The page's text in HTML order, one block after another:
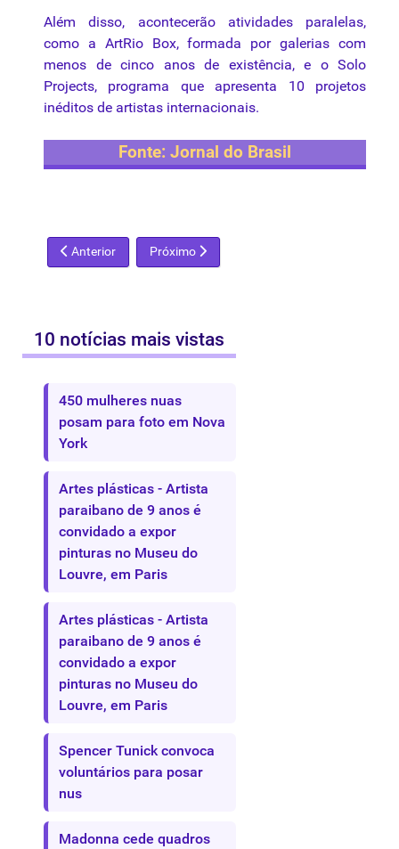
Além disso, acontecerão atividades paralelas,
como a ArtRioBox,formada por galerias com
menos de cinco anosde existência, e o Solo
Projects, programa que apresenta 10 projetos
inéditos de artistas internacionais.
Fonte: Jornal do Brasil
Artigo anterior: Roberto Camasmie pinta mural com rosto de
Anterior Próximo artigo: Fundação de Cultura
Próximo
10 notícias mais vistas
450 mulheres nuas
posam para foto em Nova
York
Artes plásticas - Artista
paraibano de 9 anos é
convidado a expor
pinturas no Museu do
Louvre, em Paris
Artes plásticas - Artista
paraibano de 9 anos é
convidado a expor
pinturas no Museu do
Louvre, em Paris
Spencer Tunick convoca
voluntários para posar
nus
Madonna cede quadros